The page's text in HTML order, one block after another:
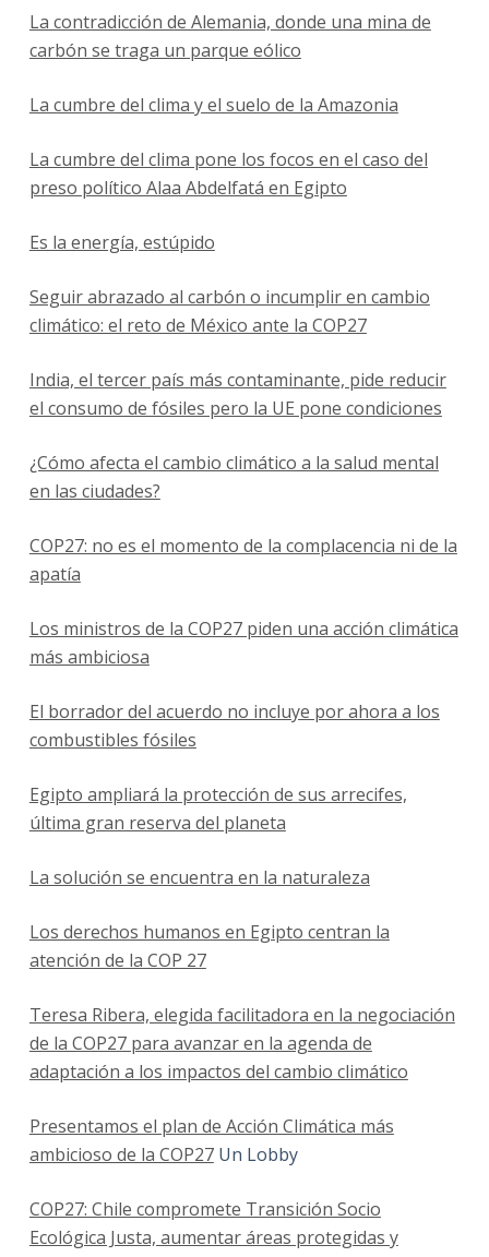
La contradicción de Alemania, donde una mina de
carbón se traga un parque eólico
La cumbre del clima y el suelo de la Amazonia
La cumbre del clima pone los focos en el caso del
preso político Alaa Abdelfatá en Egipto
Es la energía, estúpido
Seguir abrazado al carbón o incumplir en cambio
climático: el reto de México ante la COP27
India, el tercer país más contaminante, pide reducir
el consumo de fósiles pero la UE pone condiciones
¿Cómo afecta el cambio climático a la salud mental
en las ciudades?
COP27: no es el momento de la complacencia ni de la
apatía
Los ministros de la COP27 piden una acción climática
más ambiciosa
El borrador del acuerdo no incluye por ahora a los
combustibles fósiles
Egipto ampliará la protección de sus arrecifes,
última gran reserva del planeta
La solución se encuentra en la naturaleza
Los derechos humanos en Egipto centran la
atención de la COP 27
Teresa Ribera, elegida facilitadora en la negociación
de la COP27 para avanzar en la agenda de
adaptación a los impactos del cambio climático
Presentamos el plan de Acción Climática más
ambicioso de la COP27Un Lobby
COP27: Chile compromete Transición Socio
Ecológica Justa, aumentar áreas protegidas y